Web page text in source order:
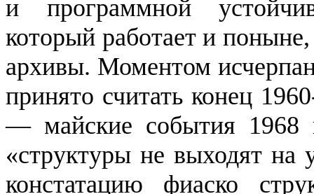
и программной
который работает и
архивы. Моментом
принято считать конец
— майские события 1968
«структуры не выходят на
констатацию фиаско